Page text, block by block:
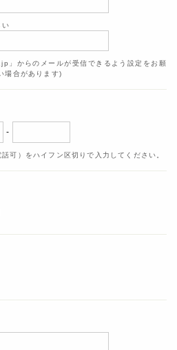
い
」からのメールが受信できるよう設定をお願
場合があります)
-
可）をハイフン区切りで入力してください。